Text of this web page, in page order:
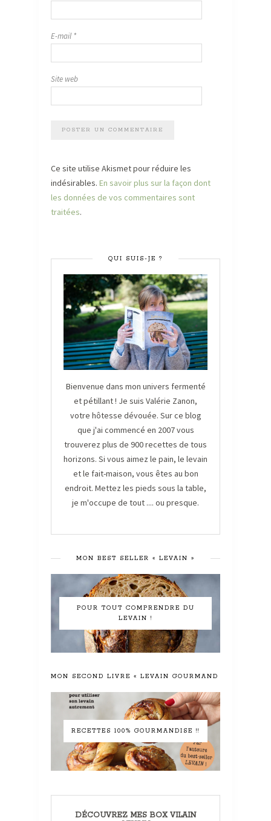
E-mail *
Site web
Ce site utilise Akismet pour réduire les
indésirables. En savoir plus sur la façon dont
les données de vos commentaires sont
traitées.
QUI SUIS-JE ?
Bienvenue dans mon univers fermenté
et pétillant ! Je suis Valérie Zanon,
votre hôtesse dévouée. Sur ce blog
que j'ai commencé en 2007 vous
trouverez plus de 900 recettes de tous
horizons. Si vous aimez le pain, le levain
et le fait-maison, vous êtes au bon
endroit. Mettez les pieds sous la table,
je m'occupe de tout .... ou presque.
MON BEST SELLER « LEVAIN »
POUR TOUT COMPRENDRE DU
LEVAIN !
MON SECOND LIVRE « LEVAIN GOURMAND »
RECETTES 100% GOURMANDISE !!
DÉCOUVREZ MES BOX VILAIN